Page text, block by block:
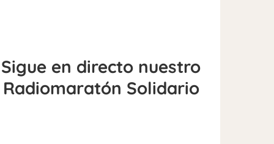
Sigue en directo nuestro
Radiomaratón Solidario